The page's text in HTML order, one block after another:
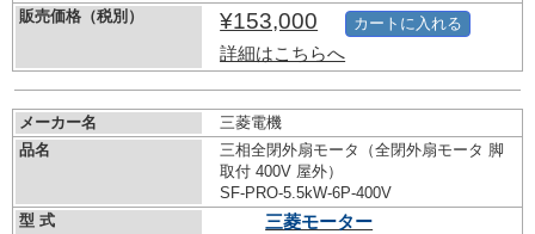
販売価格（税別）
¥153,000
詳細はこちらへ
カートに入れる
メーカー名
三菱電機
品名
三相全閉外扇モータ（全閉外扇モータ 脚
取付 400V 屋外）
SF-PRO-5.5kW-6P-400V
型 式
三菱モーター